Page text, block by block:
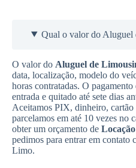
Qual o valor do Aluguel
O valor do Aluguel de
data, localização, modelo do
horas contratadas. O
entrada e quitado até sete dias
Aceitamos PIX, dinheiro, cartão
parcelamos em até 10 vezes no
obter um orçamento de
pedimos para entrar em contato
Limo.